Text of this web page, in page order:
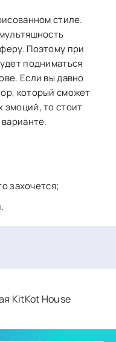
стиле.
Поэтому при
подниматься
Если вы давно
который сможет
эмоций, то стоит
захочется;
KitKot House